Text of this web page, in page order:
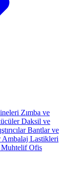
Zımba ve
Daksil ve
Bantlar ve
Ambalaj Lastikleri
Muhtelif Ofis